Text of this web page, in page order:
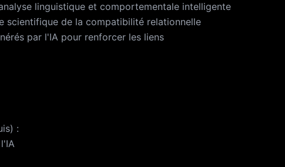
linguistique et comportementale intelligente
scientifique de la compatibilité relationnelle
par l'IA pour renforcer les liens
: